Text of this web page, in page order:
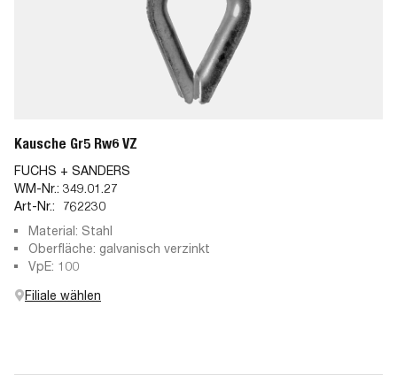
Kausche Gr5 Rw6 VZ
FUCHS + SANDERS
WM-Nr.: 349.01.27
Art-Nr.:
762230
Material: Stahl
Oberfläche: galvanisch verzinkt
VpE: 100
Filiale wählen